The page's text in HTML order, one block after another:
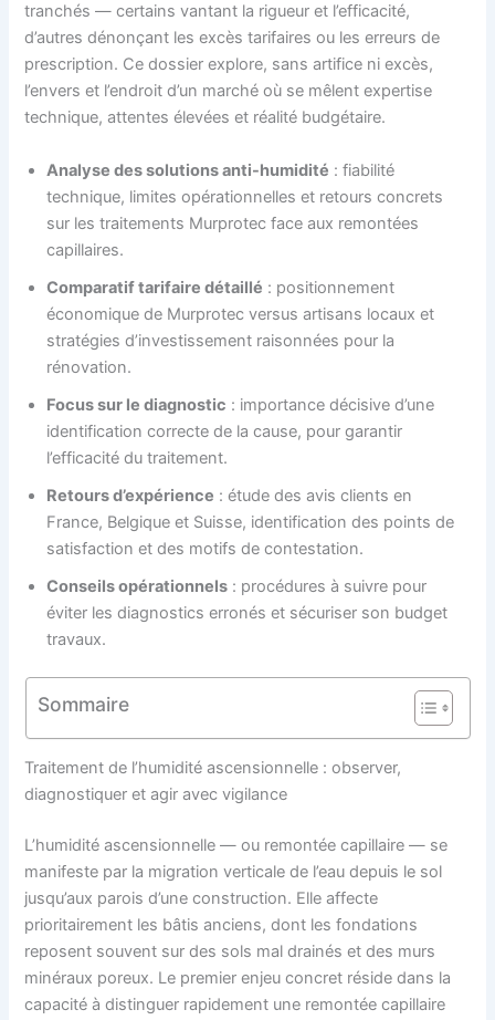
tranchés — certains vantant la rigueur et l’efficacité,
d’autres dénonçant les excès tarifaires ou les erreurs de
prescription. Ce dossier explore, sans artifice ni excès,
l’envers et l’endroit d’un marché où se mêlent expertise
technique, attentes élevées et réalité budgétaire.
Analyse des solutions anti-humidité : fiabilité
technique, limites opérationnelles et retours concrets
sur les traitements Murprotec face aux remontées
capillaires.
Comparatif tarifaire détaillé : positionnement
économique de Murprotec versus artisans locaux et
stratégies d’investissement raisonnées pour la
rénovation.
Focus sur le diagnostic : importance décisive d’une
identification correcte de la cause, pour garantir
l’efficacité du traitement.
Retours d’expérience : étude des avis clients en
France, Belgique et Suisse, identification des points de
satisfaction et des motifs de contestation.
Conseils opérationnels : procédures à suivre pour
éviter les diagnostics erronés et sécuriser son budget
travaux.
Sommaire
Traitement de l’humidité ascensionnelle : observer,
diagnostiquer et agir avec vigilance
L’humidité ascensionnelle — ou remontée capillaire — se
manifeste par la migration verticale de l’eau depuis le sol
jusqu’aux parois d’une construction. Elle affecte
prioritairement les bâtis anciens, dont les fondations
reposent souvent sur des sols mal drainés et des murs
minéraux poreux. Le premier enjeu concret réside dans la
capacité à distinguer rapidement une remontée capillaire